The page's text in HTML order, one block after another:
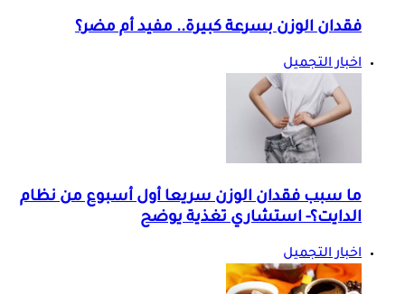
فقدان الوزن بسرعة كبيرة.. مفيد أم مضر؟
اخبار التجميل
ما سبب فقدان الوزن سريعا أول أسبوع من نظام
الدايت؟- استشاري تغذية يوضح
اخبار التجميل